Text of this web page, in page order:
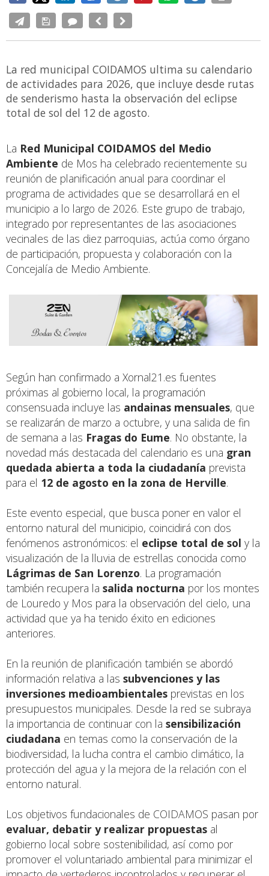
La red municipal COIDAMOS ultima su calendario
de actividades para 2026, que incluye desde rutas
de senderismo hasta la observación del eclipse
total de sol del 12 de agosto.
La Red Municipal COIDAMOS del Medio
Ambiente de Mos ha celebrado recientemente su
reunión de planificación anual para coordinar el
programa de actividades que se desarrollará en el
municipio a lo largo de 2026. Este grupo de trabajo,
integrado por representantes de las asociaciones
vecinales de las diez parroquias, actúa como órgano
de participación, propuesta y colaboración con la
Concejalía de Medio Ambiente.
Según han confirmado a Xornal21.es fuentes
próximas al gobierno local, la programación
consensuada incluye las andainas mensuales, que
se realizarán de marzo a octubre, y una salida de fin
de semana a las Fragas do Eume. No obstante, la
novedad más destacada del calendario es una gran
quedada abierta a toda la ciudadanía prevista
para el 12 de agosto en la zona de Herville.
Este evento especial, que busca poner en valor el
entorno natural del municipio, coincidirá con dos
fenómenos astronómicos: el eclipse total de sol y la
visualización de la lluvia de estrellas conocida como
Lágrimas de San Lorenzo. La programación
también recupera la salida nocturna por los montes
de Louredo y Mos para la observación del cielo, una
actividad que ya ha tenido éxito en ediciones
anteriores.
En la reunión de planificación también se abordó
información relativa a las subvenciones y las
inversiones medioambientales previstas en los
presupuestos municipales. Desde la red se subraya
la importancia de continuar con la sensibilización
ciudadana en temas como la conservación de la
biodiversidad, la lucha contra el cambio climático, la
protección del agua y la mejora de la relación con el
entorno natural.
Los objetivos fundacionales de COIDAMOS pasan por
evaluar, debatir y realizar propuestas al
gobierno local sobre sostenibilidad, así como por
promover el voluntariado ambiental para minimizar el